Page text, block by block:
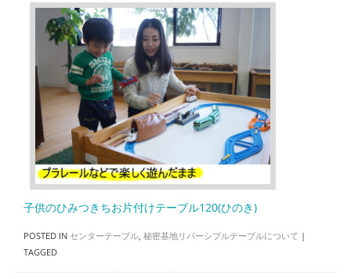
子供のひみつきちお片付けテーブル120(ひのき)
POSTED IN センターテーブル, 秘密基地リバーシブルテーブルについて |
TAGGED